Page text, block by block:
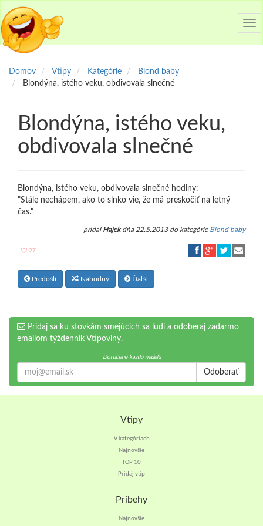
Domov Vtipy Kategórie
Blond baby
Blondýna, istého veku, obdivovala slnečné
Blondýna, istého veku,
obdivovala slnečné
Blondýna, istého veku, obdivovala slnečné hodiny:
"Stále nechápem, ako to slnko vie, že má preskočiť na letný
čas."
pridal Hajekdňa 22.5.2013 do kategórie Blond baby
27
Predošlí Náhodný Ďaľší
Pridaj sa ku stovkám smejúcich sa ľudí a odoberaj zadarmo
emailom týždenník Vtipoviny.
Doručené každú nedeľu
Odoberať
Vtipy
V kategóriach
Najnovšie
TOP 10
Pridaj vtip
Príbehy
Najnovšie